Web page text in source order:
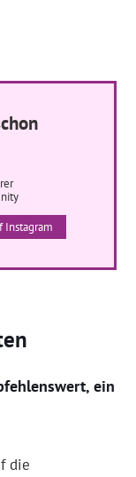
Instagram
ein
die